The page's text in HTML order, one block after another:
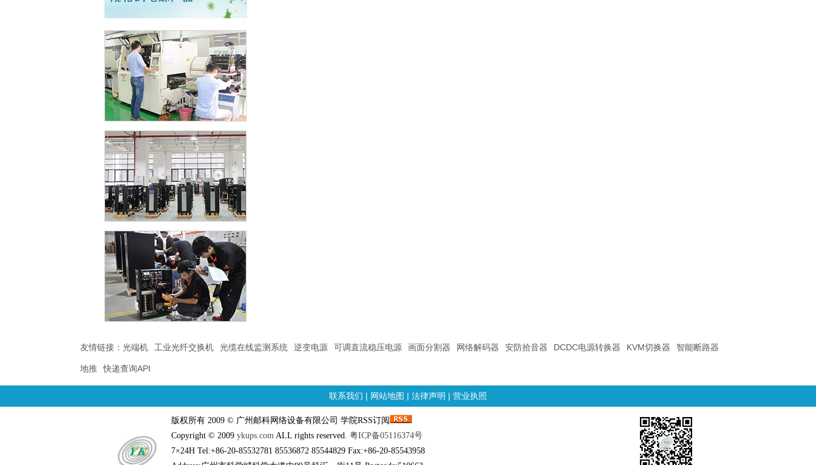
友情链接： 光端机 工业光纤交换机 光缆在线监测系统 逆变电源 可调直流稳压电源 画面分割器 网络解码器 安防拾音器 DCDC电源转换器 KVM切换器 智能断路器
地推 快递查询API
联系我们 | 网站地图 | 法律声明 | 营业执照
版权所有 2009 © 广州邮科网络设备有限公司 学院RSS订阅
Copyright © 2009 ykups.com ALL rights reserved. 粤ICP备05116374号
7×24H Tel:+86-20-85532781 85536872 85544829 Fax:+86-20-85543958